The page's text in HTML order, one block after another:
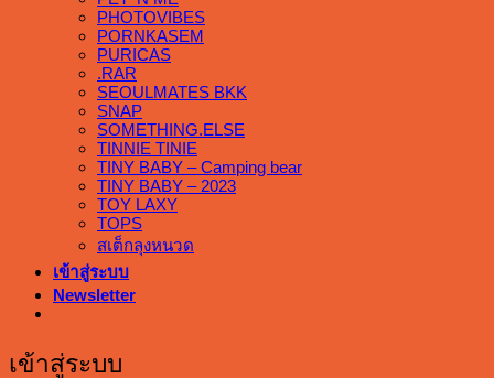
PHOTOVIBES
PORNKASEM
PURICAS
.RAR
SEOULMATES BKK
SNAP
SOMETHING.ELSE
TINNIE TINIE
TINY BABY – Camping bear
TINY BABY – 2023
TOY LAXY
TOPS
สเต็กลุงหนวด
เข้าสู่ระบบ
Newsletter
เข้าสู่ระบบ